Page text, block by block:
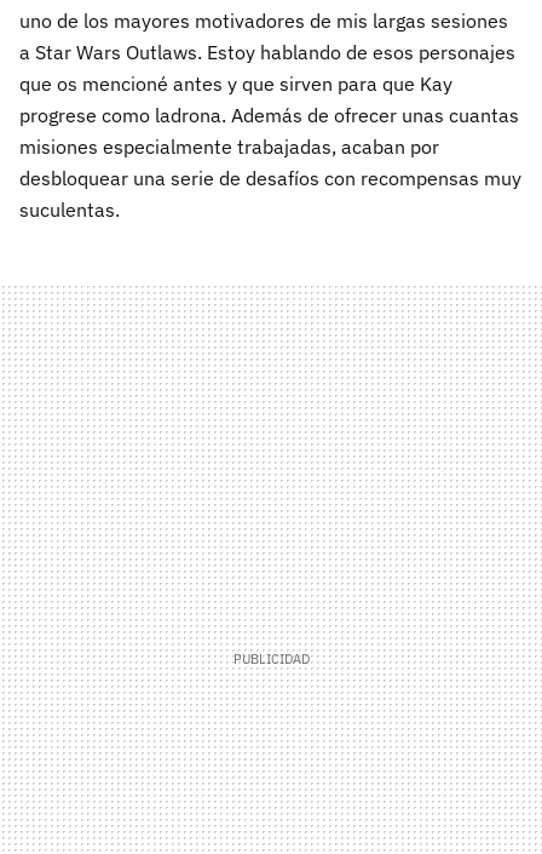
uno de los mayores motivadores de mis largas sesiones
a Star Wars Outlaws. Estoy hablando de esos personajes
que os mencioné antes y que sirven para que Kay
progrese como ladrona. Además de ofrecer unas cuantas
misiones especialmente trabajadas, acaban por
desbloquear una serie de desafíos con recompensas muy
suculentas.